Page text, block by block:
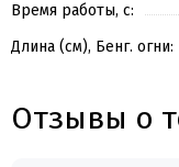
Время работы, с:
Длина (см), Бенг. огни:
Отзывы о